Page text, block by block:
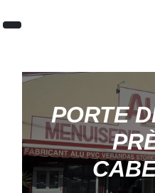
PORTE